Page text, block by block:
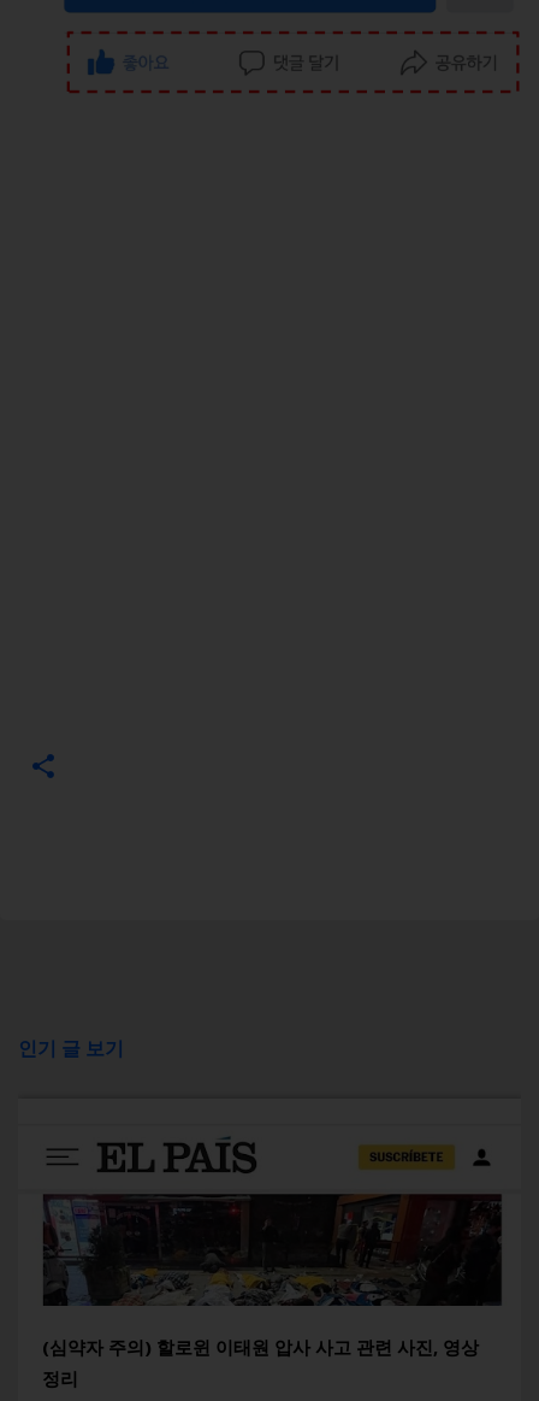
인기 글 보기
(심약자 주의) 할로윈 이태원 압사 사고 관련 사진, 영상
정리